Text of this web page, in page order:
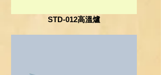
STD-012高溫爐